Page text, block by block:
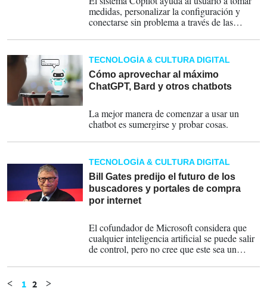
medidas, personalizar la configuración y
conectarse sin problema a través de las
TECNOLOGÍA & CULTURA DIGITAL
Cómo aprovechar al máximo
ChatGPT, Bard y otros chatbots
La mejor manera de comenzar a usar un
chatbot es sumergirse y probar cosas.
TECNOLOGÍA & CULTURA DIGITAL
Bill Gates predijo el futuro de los
buscadores y portales de compra
por internet
El cofundador de Microsoft considera que
cualquier inteligencia artificial se puede salir
de control, pero no cree que este sea un
< 1 2 >